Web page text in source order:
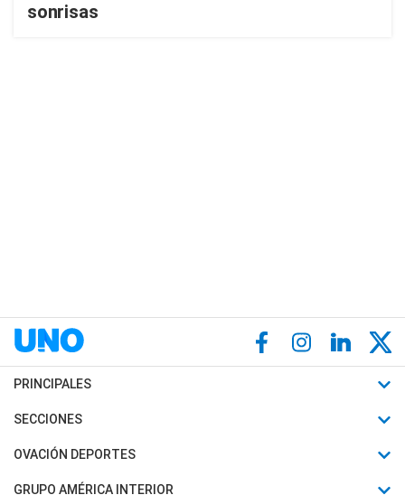
sonrisas
PRINCIPALES
Últimas Noticias
Política
SECCIONES
Horóscopo
Motores
OVACIÓN DEPORTES
Fútbol
GRUPO AMÉRICA INTERIOR